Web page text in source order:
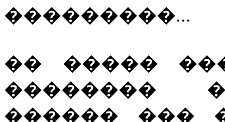
���������...
�� �����
��������
������ ���